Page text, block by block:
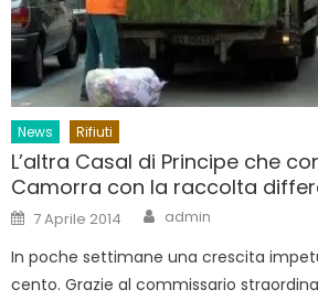
News Rifiuti
L’altra Casal di Principe che
Camorra con la raccolta
Posted
on
7 Aprile 2014 Author
admin
In poche settimane una crescita
cento. Grazie al commissario